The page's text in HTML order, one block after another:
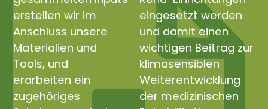
erstellen wir im
Anschluss unsere
Materialien und
Tools, und
erarbeiten ein
zugehöriges
eingesetzt werden
und damit einen
wichtigen Beitrag zur
klimasensiblen
Weiterentwicklung
der medizinischen